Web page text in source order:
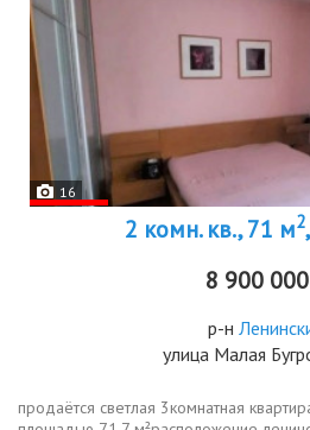
16
2 комн. кв., 71 м2
8 900
р-н
улица Малая
продаётся светлая 3комнатная